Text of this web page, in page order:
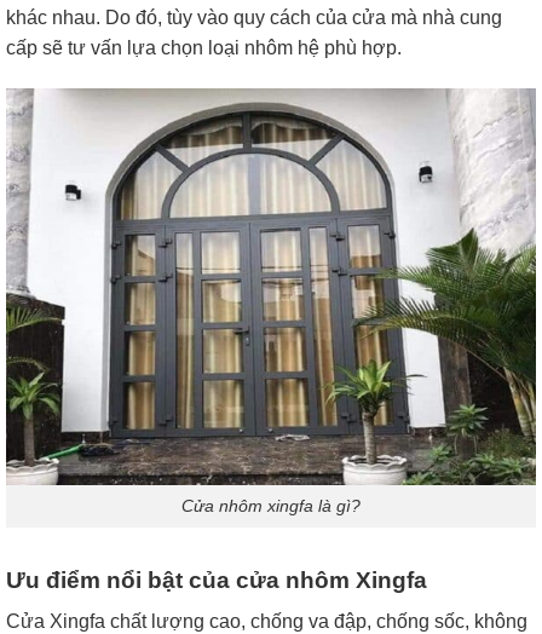
khác nhau. Do đó, tùy vào quy cách của cửa mà nhà cung
cấp sẽ tư vấn lựa chọn loại nhôm hệ phù hợp.
Cửa nhôm xingfa là gì?
Ưu điểm nổi bật của cửa nhôm Xingfa
Cửa Xingfa chất lượng cao, chống va đập, chống sốc, không